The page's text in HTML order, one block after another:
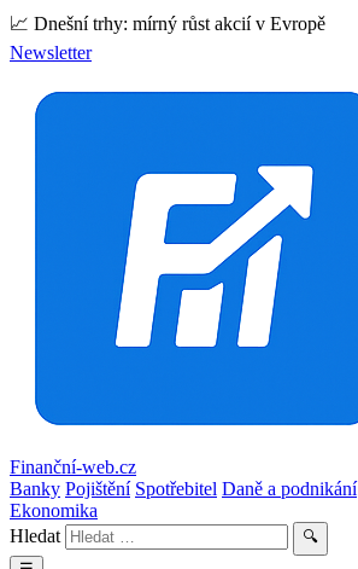
📈 Dnešní trhy: mírný růst akcií v Evropě
Newsletter
Finanční-web.cz
Banky Pojištění Spotřebitel Daně a podnikání
Ekonomika
Hledat
🔍